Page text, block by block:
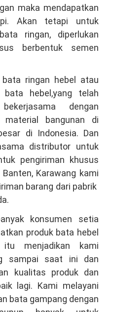
maka mendapatkan
Akan tetapi untuk
ringan, diperlukan
berbentuk semen
ringan hebel atau
hebel,yang telah
dengan
material bangunan di
di Indonesia. Dan
distributor untuk
pengiriman khusus
Karawang kami
barang dari pabrik
konsumen setia
produk bata hebel
itu menjadikan kami
sampai saat ini dan
kualitas produk dan
lagi. Kami melayani
bata gampang dengan